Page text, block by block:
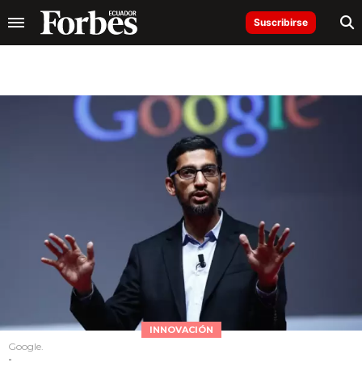
Suscribirse
INNOVACIÓN
Google.
-